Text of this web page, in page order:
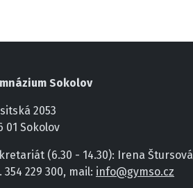
Sokolov
2053
01 Sokolov
(6.30 - 14.30): Irena Štursová
354 229 300, mail: info@gymso.cz